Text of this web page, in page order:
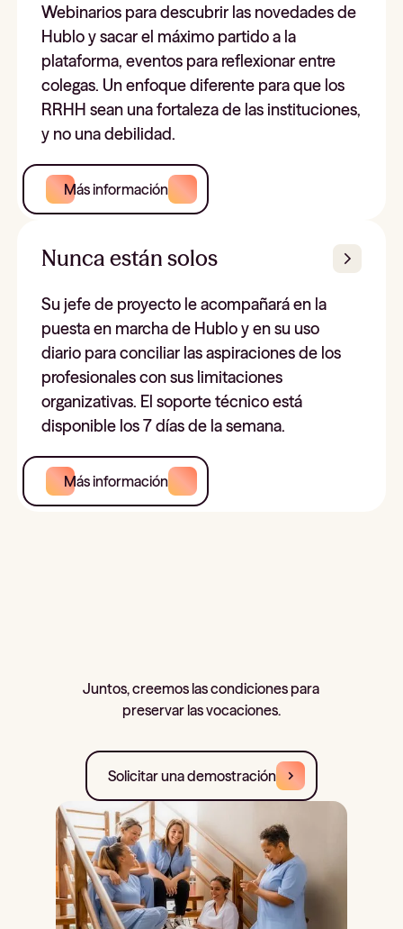
Webinarios para descubrir las novedades de
Hublo y sacar el máximo partido a la
plataforma, eventos para reflexionar entre
colegas. Un enfoque diferente para que los
RRHH sean una fortaleza de las instituciones,
y no una debilidad.
Más información
Nunca están solos
Su jefe de proyecto le acompañará en la
puesta en marcha de Hublo y en su uso
diario para conciliar las aspiraciones de los
profesionales con sus limitaciones
organizativas. El soporte técnico está
disponible los 7 días de la semana.
Más información
Juntos, creemos las condiciones para
preservar las vocaciones.
Solicitar una demostración